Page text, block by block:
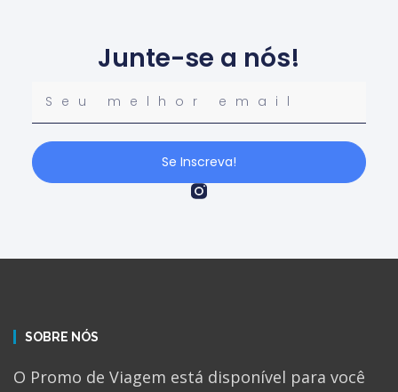
Junte-se a nós!
Se Inscreva!
SOBRE NÓS
O Promo de Viagem está disponível para você